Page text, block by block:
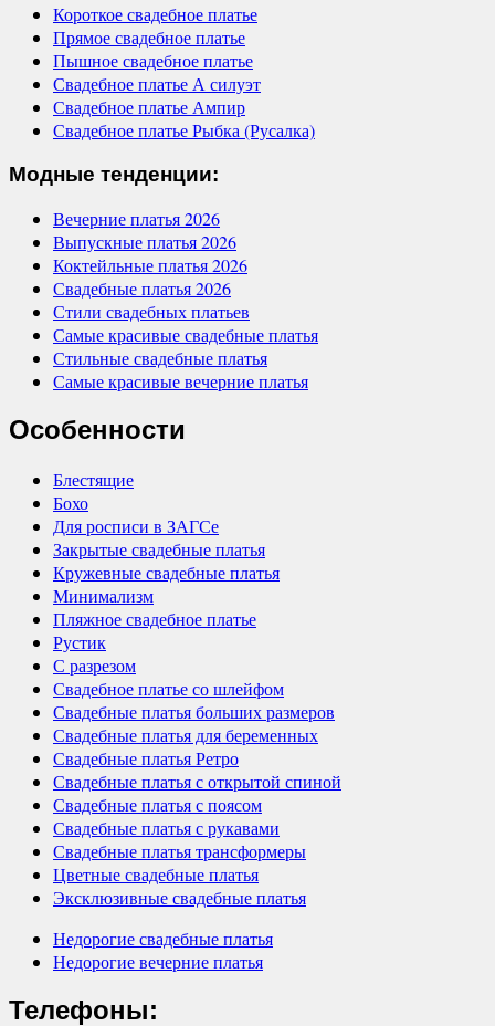
Короткое свадебное платье
Прямое свадебное платье
Пышное свадебное платье
Свадебное платье А силуэт
Свадебное платье Ампир
Свадебное платье Рыбка (Русалка)
Модные тенденции:
Вечерние платья 2026
Выпускные платья 2026
Коктейльные платья 2026
Свадебные платья 2026
Стили свадебных платьев
Самые красивые свадебные платья
Стильные свадебные платья
Самые красивые вечерние платья
Особенности
Блестящие
Бохо
Для росписи в ЗАГСе
Закрытые свадебные платья
Кружевные свадебные платья
Минимализм
Пляжное свадебное платье
Рустик
С разрезом
Свадебное платье со шлейфом
Свадебные платья больших размеров
Свадебные платья для беременных
Свадебные платья Ретро
Свадебные платья с открытой спиной
Свадебные платья с поясом
Свадебные платья с рукавами
Свадебные платья трансформеры
Цветные свадебные платья
Эксклюзивные свадебные платья
Недорогие свадебные платья
Недорогие вечерние платья
Телефоны: